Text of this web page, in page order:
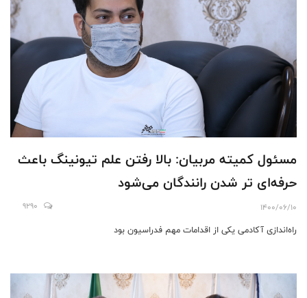
مسئول کمیته مربیان: بالا رفتن علم تیونینگ باعث
حرفه‌ای تر شدن رانندگان می‌شود
1400/06/10
9290
راه‌اندازی آکادمی یکی از اقدامات مهم فدراسیون بود